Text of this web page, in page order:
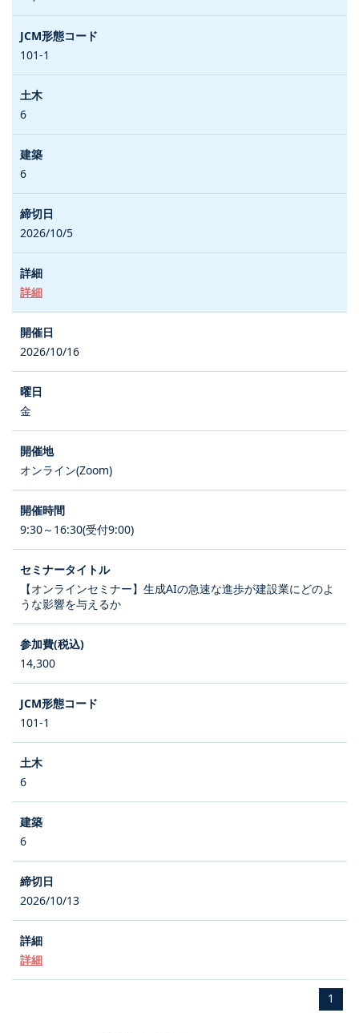
101-1
6
6
2026/10/5
詳細
2026/10/16
金
オンライン(Zoom)
9:30～16:30(受付9:00)
【オンラインセミナー】生成AIの急速な進歩が建設業にどのよ
うな影響を与えるか
14,300
101-1
6
6
2026/10/13
詳細
1